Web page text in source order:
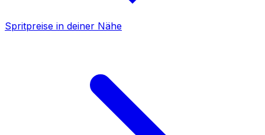
Spritpreise in deiner Nähe